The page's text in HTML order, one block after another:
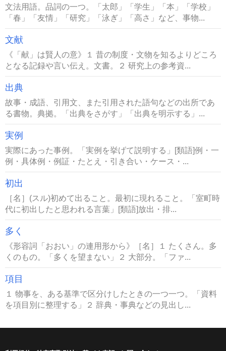
文法用語。品詞の一つ。「太郎」「学生」「本」「学校」
「春」「友情」「研究」「泳ぎ」「高さ」など、事物...
文献
《「献」は賢人の意》１ 昔の制度・文物を知るよりどころ
となる記録や言い伝え。文書。２ 研究上の参考資...
出典
故事・成語、引用文、また引用された語句などの出所であ
る書物。典拠。「出典をさがす」「出典を明示する」...
実例
実際にあった事例。「実例を挙げて説明する」[類語]例・一
例・具体例・例証・たとえ・引き合い・ケース・...
初出
［名］(スル)初めて出ること。最初に現れること。「室町時
代に初出したと思われる言葉」[類語]放出・排...
多く
《形容詞「おおい」の連用形から》［名］１ たくさん。多
くのもの。「多くを望まない」２ 大部分。「ファ...
項目
１ 物事を、ある基準で区分けしたときの一つ一つ。「資料
を項目別に整理する」２ 辞典・事典などの見出し...